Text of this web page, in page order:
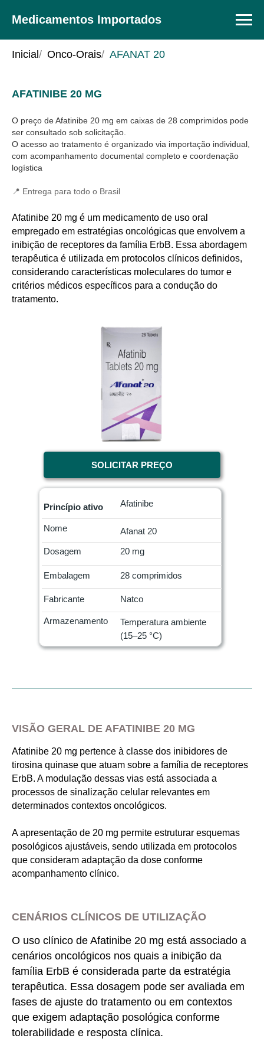
Medicamentos Importados
Inicial / Onco-Orais/ AFANAT 20
AFATINIBE 20 MG
O preço de Afatinibe 20 mg em caixas de 28 comprimidos pode
ser consultado sob solicitação.
O acesso ao tratamento é organizado via importação individual,
com acompanhamento documental completo e coordenação
logística
📍 Entrega para todo o Brasil
Afatinibe 20 mg é um medicamento de uso oral
empregado em estratégias oncológicas que envolvem a
inibição de receptores da família ErbB. Essa abordagem
terapêutica é utilizada em protocolos clínicos definidos,
considerando características moleculares do tumor e
critérios médicos específicos para a condução do
tratamento.
SOLICITAR PREÇO
Princípio ativo
Nome
Fabricante
Dosagem
Embalagem
Armazenamento
Afatinibe
Afanat 20
Natco
20 mg
28 comprimidos
Temperatura ambiente
(15–25 °C)
VISÃO GERAL DE AFATINIBE 20 MG
Afatinibe 20 mg pertence à classe dos inibidores de
tirosina quinase que atuam sobre a família de receptores
ErbB. A modulação dessas vias está associada a
processos de sinalização celular relevantes em
determinados contextos oncológicos.
A apresentação de 20 mg permite estruturar esquemas
posológicos ajustáveis, sendo utilizada em protocolos
que consideram adaptação da dose conforme
acompanhamento clínico.
CENÁRIOS CLÍNICOS DE UTILIZAÇÃO
O uso clínico de Afatinibe 20 mg está associado a
cenários oncológicos nos quais a inibição da
família ErbB é considerada parte da estratégia
terapêutica. Essa dosagem pode ser avaliada em
fases de ajuste do tratamento ou em contextos
que exigem adaptação posológica conforme
tolerabilidade e resposta clínica.